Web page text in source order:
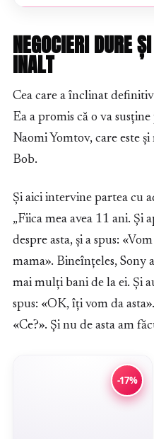
NEGOCIERI DURE
INALT
Cea care a înclinat
Ea a promis că o va
Naomi Yomtov, care este
Bob.
Și aici intervine partea cu
„Fiica mea avea 11 ani. Și
despre asta, și a spus:
mama». Bineînțeles, Sony
mai mulți bani de la ei. Și
spus: «OK, îți vom da
«Ce?». Și nu de asta am
-17%